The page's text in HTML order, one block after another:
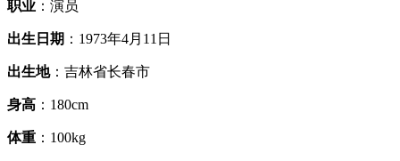
职业 ：演员
出生日期 ：1973年4月11日
出生地：吉林省长春市
身高 ：180cm
体重 ：100kg